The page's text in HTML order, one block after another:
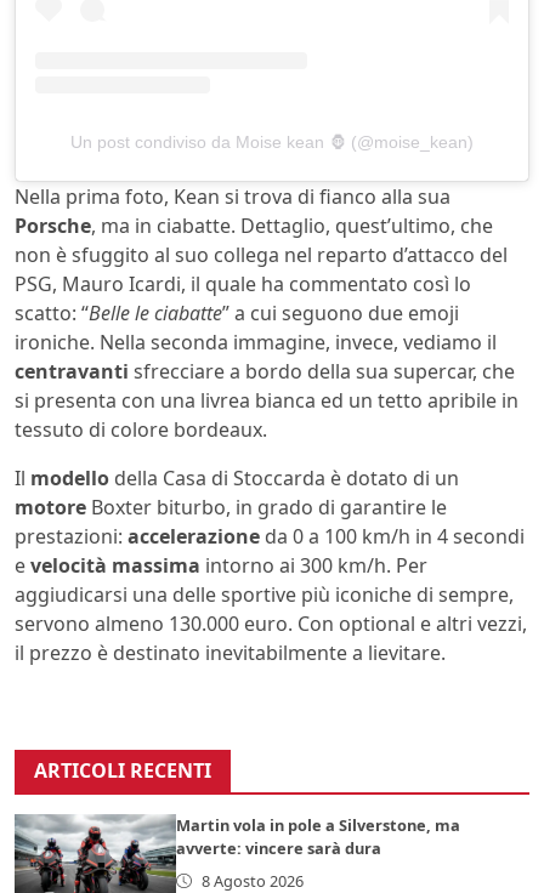
Un post condiviso da Moise kean 🦍 (@moise_kean)
Nella prima foto, Kean si trova di fianco alla sua
Porsche, ma in ciabatte. Dettaglio, quest’ultimo, che
non è sfuggito al suo collega nel reparto d’attacco del
PSG, Mauro Icardi, il quale ha commentato così lo
scatto: “Belle le ciabatte” a cui seguono due emoji
ironiche. Nella seconda immagine, invece, vediamo il
centravanti sfrecciare a bordo della sua supercar, che
si presenta con una livrea bianca ed un tetto apribile in
tessuto di colore bordeaux.
Il modello della Casa di Stoccarda è dotato di un
motore Boxter biturbo, in grado di garantire le
prestazioni: accelerazione da 0 a 100 km/h in 4 secondi
evelocità massima intorno ai 300 km/h. Per
aggiudicarsi una delle sportive più iconiche di sempre,
servono almeno 130.000 euro. Con optional e altri vezzi,
il prezzo è destinato inevitabilmente a lievitare.
ARTICOLI RECENTI
Martin vola in pole a Silverstone, ma
avverte: vincere sarà dura
8 Agosto 2026